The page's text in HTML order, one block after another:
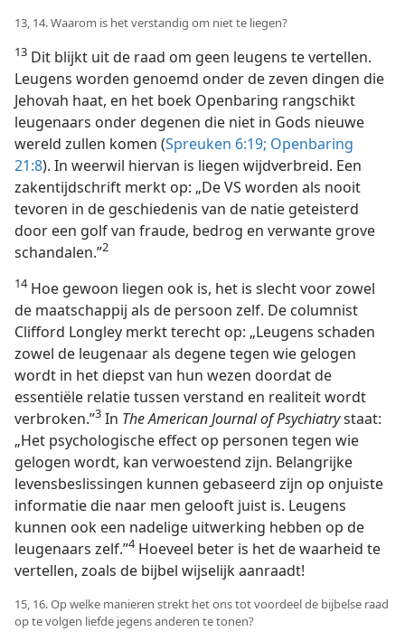
13, 14. Waarom is het verstandig om niet te liegen?
13 Dit blijkt uit de raad om geen leugens te vertellen.
Leugens worden genoemd onder de zeven dingen die
Jehovah haat, en het boek Openbaring rangschikt
leugenaars onder degenen die niet in Gods nieuwe
wereld zullen komen (Spreuken 6:19; Openbaring
21:8). In weerwil hiervan is liegen wijdverbreid. Een
zakentijdschrift merkt op: „De VS worden als nooit
tevoren in de geschiedenis van de natie geteisterd
door een golf van fraude, bedrog en verwante grove
schandalen.”2
14Hoe gewoon liegen ook is, het is slecht voor zowel
de maatschappij als de persoon zelf. De columnist
Clifford Longley merkt terecht op: „Leugens schaden
zowel de leugenaar als degene tegen wie gelogen
wordt in het diepst van hun wezen doordat de
essentiële relatie tussen verstand en realiteit wordt
verbroken.”3 In The American Journal of Psychiatrystaat:
„Het psychologische effect op personen tegen wie
gelogen wordt, kan verwoestend zijn. Belangrijke
levensbeslissingen kunnen gebaseerd zijn op onjuiste
informatie die naar men gelooft juist is. Leugens
kunnen ook een nadelige uitwerking hebben op de
leugenaars zelf.”4Hoeveel beter is het de waarheid te
vertellen, zoals de bijbel wijselijk aanraadt!
15, 16. Op welke manieren strekt het ons tot voordeel de bijbelse raad
op te volgen liefde jegens anderen te tonen?